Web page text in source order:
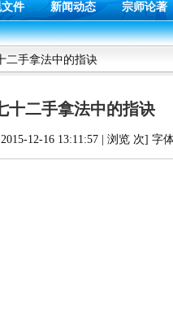
件 新闻动态 宗师论著
二手拿法中的指诀
十二手拿法中的指诀
12-16 13:11:57 | 浏览 次] 字